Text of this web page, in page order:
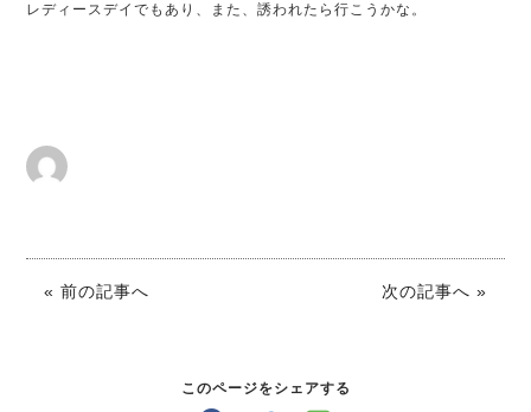
レディースデイでもあり、また、誘われたら行こうかな。
« 前の記事へ 次の記事へ »
このページをシェアする